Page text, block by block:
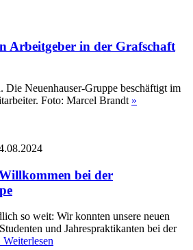
Arbeitgeber in der Grafschaft
Die Neuenhauser-Gruppe beschäftigt im
Foto: Marcel Brandt »
bei der
so weit: Wir konnten unsere neuen
und Jahrespraktikanten bei der
Weiterlesen